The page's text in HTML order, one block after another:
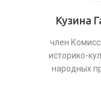
Кузина
член
историко-
народных